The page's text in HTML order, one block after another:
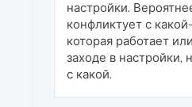
настройки.
конфликтует с
которая работает
заходе в настройки,
с какой.